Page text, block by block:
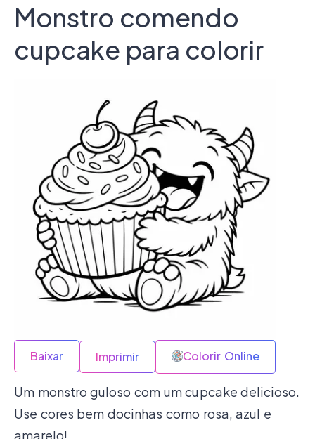
Monstro comendo
cupcake para colorir
Baixar Imprimir Colorir Online
Um monstro guloso com um cupcake delicioso.
Use cores bem docinhas como rosa, azul e
amarelo!